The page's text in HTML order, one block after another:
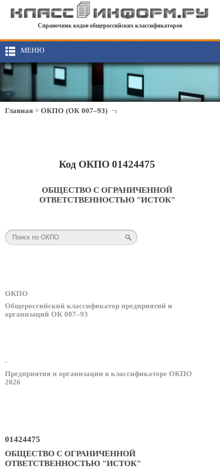
Справочник кодов общероссийских классификаторов
МЕНЮ
Главная > ОКПО (ОК 007–93)
Код ОКПО 01424475
ОБЩЕСТВО С ОГРАНИЧЕННОЙ
ОТВЕТСТВЕННОСТЬЮ "ИСТОК"
ОКПО
Общероссийский классификатор предприятий и
организаций ОК 007–93
-
Предприятия и организации в классификаторе ОКПО
2026
01424475
ОБЩЕСТВО С ОГРАНИЧЕННОЙ
ОТВЕТСТВЕННОСТЬЮ "ИСТОК"